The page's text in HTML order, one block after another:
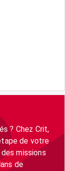
? Chez Crit,
de votre
missions
de